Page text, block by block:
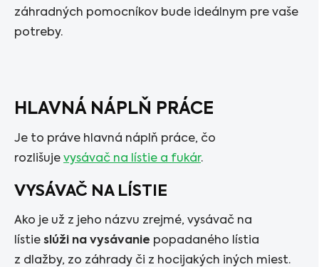
záhradných pomocníkov bude ideálnym pre vaše
potreby.
HLAVNÁ NÁPLŇ PRÁCE
Je to práve hlavná náplň práce, čo
rozlišuje vysávač na lístie a fukár.
VYSÁVAČ NA LÍSTIE
Ako je už z jeho názvu zrejmé, vysávač na
lístie slúži na vysávanie popadaného lístia
z dlažby, zo záhrady či z hocijakých iných miest.